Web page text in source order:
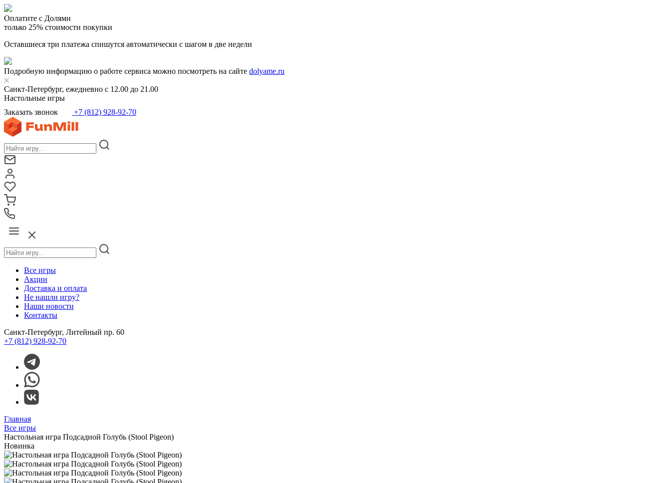
Оплатите с Долями
только 25% стоимости покупки
Оставшиеся три платежа спишутся автоматически с шагом в две недели
Подробную информацию о работе сервиса можно посмотреть на сайте dolyame.ru
Санкт-Петербург, ежедневно с 12.00 до 21.00
Настольные игры
Заказать звонок
+7 (812) 928-92-70
Все игры
Акции
Доставка и оплата
Не нашли игру?
Наши новости
Контакты
Санкт-Петербург, Литейный пр. 60
+7 (812) 928-92-70
Главная
Все игры
Настольная игра Подсадной Голубь (Stool Pigeon)
Новинка